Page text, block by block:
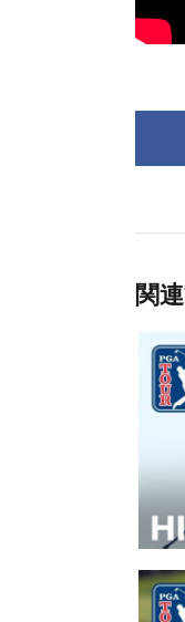
関